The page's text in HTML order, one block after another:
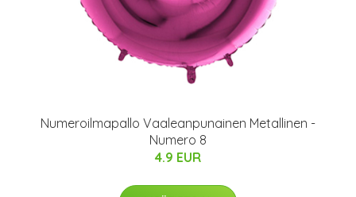
Numeroilmapallo Vaaleanpunainen Metallinen -
Numero 8
4.9 EUR